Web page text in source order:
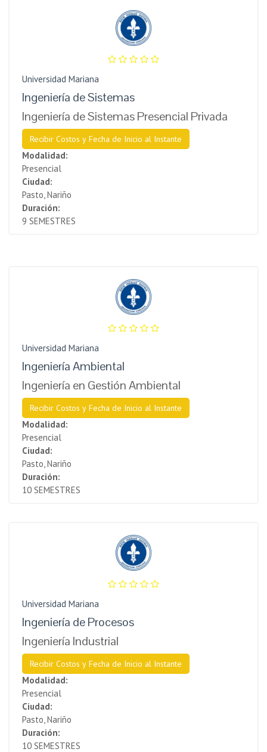
Universidad Mariana
Ingeniería de Sistemas
Ingeniería de Sistemas Presencial Privada
Recibir Costos y Fecha de Inicio al Instante
Modalidad:
Presencial
Ciudad:
Pasto, Nariño
Duración:
9 SEMESTRES
Universidad Mariana
Ingeniería Ambiental
Ingeniería en Gestión Ambiental
Recibir Costos y Fecha de Inicio al Instante
Modalidad:
Presencial
Ciudad:
Pasto, Nariño
Duración:
10 SEMESTRES
Universidad Mariana
Ingeniería de Procesos
Ingeniería Industrial
Recibir Costos y Fecha de Inicio al Instante
Modalidad:
Presencial
Ciudad:
Pasto, Nariño
Duración:
10 SEMESTRES